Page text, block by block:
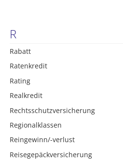
R
Rabatt
Ratenkredit
Rating
Realkredit
Rechtsschutzversicherung
Regionalklassen
Reingewinn/-verlust
Reisegepäckversicherung